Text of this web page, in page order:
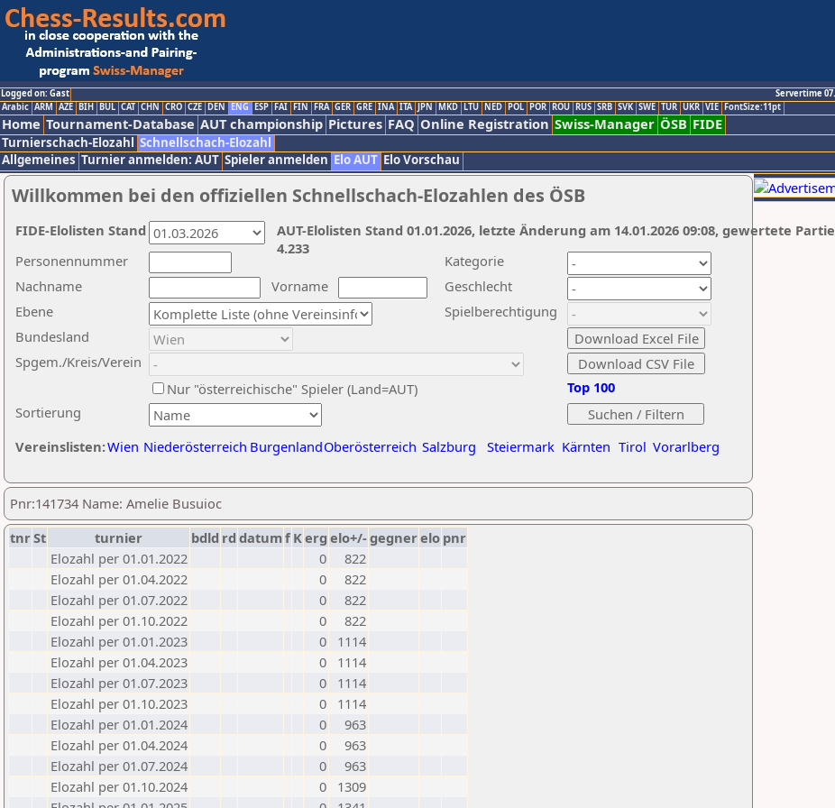
Logged on: Gast
Servertime
Arabic ARM AZE BIH BUL CAT CHN CRO CZE DEN ENG ESP FAI FIN FRA GER GRE INA ITA JPN MKD LTU NED POL POR ROU RUS SRB SVK SWE TUR UKR VIE FontSize:11pt
Home Tournament-Database AUT championship Pictures FAQ Online Registration Swiss-Manager ÖSB FIDE
Turnierschach-Elozahl Schnellschach-Elozahl
Allgemeines Turnier anmelden: AUT Spieler anmelden Elo AUT Elo Vorschau
Willkommen bei den offiziellen Schnellschach-Elozahlen des ÖSB
Nachname
Vorname
Ebene
Kategorie
Sortierung
Personennummer
Bundesland
Spgem./Kreis/Verein
Geschlecht
Nur "österreichische" Spieler (Land=AUT)
Spielberechtigung
Vereinslisten:Wien Niederösterreich BurgenlandOberösterreich Salzburg Steiermark Kärnten Tirol Vorarlberg
Top 100
AUT-Elolisten Stand 01.01.2026, letzte Änderung am 14.01.2026 09:08, gewertete
4.233
FIDE-Elolisten Stand
Pnr:141734 Name: Amelie Busuioc
tnrSt turnier bdld rd datumf Kerg elo+/-gegnerelo pnr
Elozahl per 01.01.2022
0
822
Elozahl per 01.04.2022
0
822
Elozahl per 01.07.2022
0
822
Elozahl per 01.10.2022
0
822
Elozahl per 01.01.2023
0
1114
Elozahl per 01.04.2023
0
1114
Elozahl per 01.07.2023
0
1114
Elozahl per 01.10.2023
0
1114
Elozahl per 01.01.2024
0
963
Elozahl per 01.04.2024
0
963
Elozahl per 01.07.2024
0
963
Elozahl per 01.10.2024
0
1309